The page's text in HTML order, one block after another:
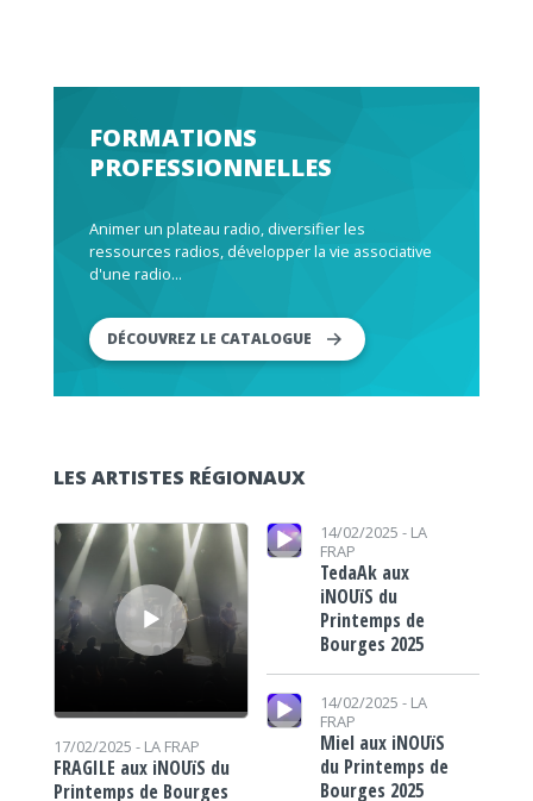
FORMATIONS
PROFESSIONNELLES
Animer un plateau radio, diversifier les
ressources radios, développer la vie associative
d'une radio...
DÉCOUVREZ LE CATALOGUE
LES ARTISTES RÉGIONAUX
Lecteur audio
17/02/2025 - LA FRAP
FRAGILE aux iNOUïS du
Printemps de Bourges
Lecteur audio 14/02/2025 - LA
FRAP
TedaAk aux
iNOUïS du
Printemps de
Bourges 2025
Lecteur audio
14/02/2025 - LA
FRAP
Miel aux iNOUïS
du Printemps de
Bourges 2025